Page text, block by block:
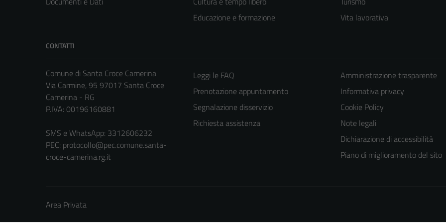
Educazione e formazione
Vita lavorativa
CONTATTI
Comune di Santa Croce Camerina
Via Carmine, 95 97017 Santa Croce
Camerina - RG
P.IVA: 00196160881
SMS e WhatsApp: 3312606232
PEC: protocollo@pec.comune.santa-
croce-camerina.rg.it
Leggi le FAQ
Prenotazione appuntamento
Segnalazione disservizio
Richiesta assistenza
Amministrazione trasparente
Informativa privacy
Cookie Policy
Note legali
Dichiarazione di accessibilità
Piano di miglioramento del sito
Area Privata